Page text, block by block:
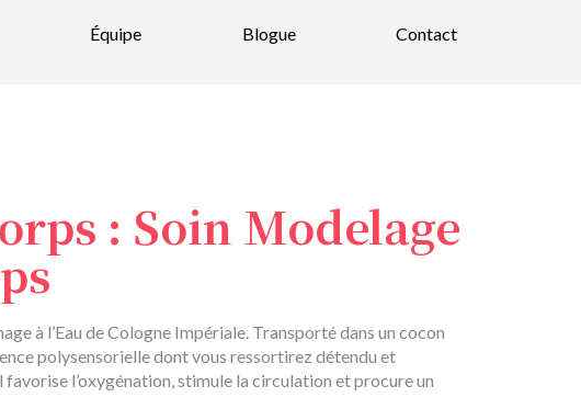
Équipe Blogue Contact
: Soin Modelage
à l’Eau de Cologne Impériale. Transporté dans un cocon
polysensorielle dont vous ressortirez détendu et
l’oxygénation, stimule la circulation et procure un